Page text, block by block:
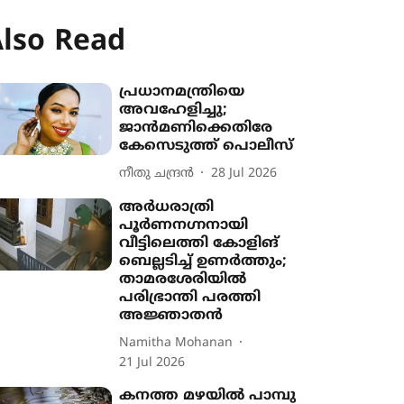
Read
പ്രധാനമന്ത്രിയെ
അവഹേളിച്ചു;
ജാൻമണിക്കെതിരേ
കേസെടുത്ത് പൊലീസ്
നീതു ചന്ദ്രൻ 28 Jul 2026
അർധരാത്രി
പൂർണനഗ്നനായി
വീട്ടിലെത്തി കോളിങ്
ബെല്ലടിച്ച് ഉണർത്തും;
താമരശേരിയിൽ
പരിഭ്രാന്തി പരത്തി
അജ്ഞാതൻ
Namitha Mohanan
21 Jul 2026
കനത്ത മഴയിൽ പാമ്പു